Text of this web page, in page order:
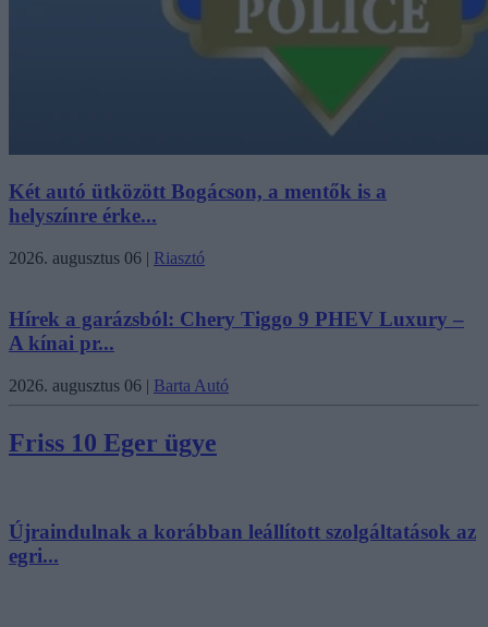
Két autó ütközött Bogácson, a mentők is a
helyszínre érke...
2026. augusztus 06 | Riasztó
Hírek a garázsból: Chery Tiggo 9 PHEV Luxury –
A kínai pr...
2026. augusztus 06 | Barta Autó
Friss 10 Eger ügye
Újraindulnak a korábban leállított szolgáltatások az
egri...